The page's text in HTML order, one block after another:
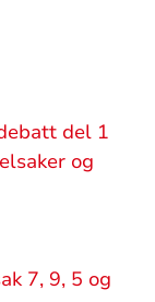
del 1
og
7, 9, 5 og